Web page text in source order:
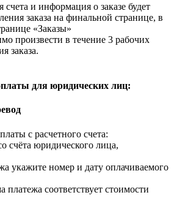
и информация о заказе будет
заказа на финальной странице, в
«Заказы»
произвести в течение 3 рабочих
заказа.
для юридических лиц:
с расчетного счета:
счёта юридического лица,
укажите номер и дату оплачиваемого
платежа соответствует стоимости